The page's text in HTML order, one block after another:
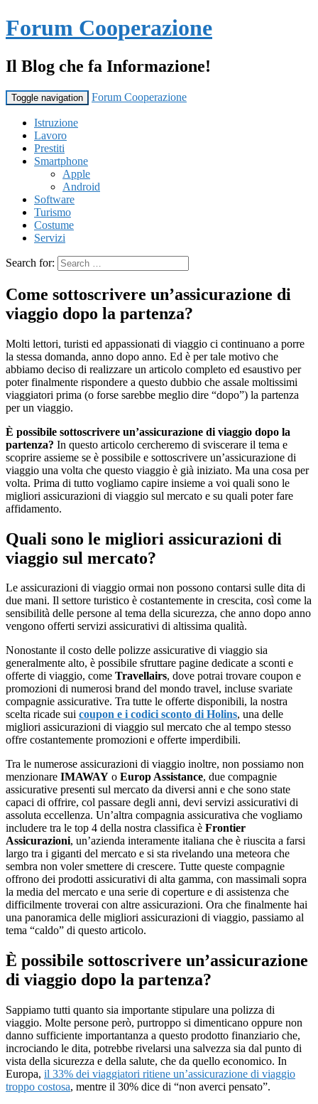
Forum Cooperazione
Il Blog che fa Informazione!
Toggle navigation Forum Cooperazione
Istruzione
Lavoro
Prestiti
Smartphone
Apple
Android
Software
Turismo
Costume
Servizi
Search for:
Come sottoscrivere un’assicurazione di
viaggio dopo la partenza?
Molti lettori, turisti ed appassionati di viaggio ci continuano a porre
la stessa domanda, anno dopo anno. Ed è per tale motivo che
abbiamo deciso di realizzare un articolo completo ed esaustivo per
poter finalmente rispondere a questo dubbio che assale moltissimi
viaggiatori prima (o forse sarebbe meglio dire “dopo”) la partenza
per un viaggio.
È possibile sottoscrivere un’assicurazione di viaggio dopo la
partenza? In questo articolo cercheremo di sviscerare il tema e
scoprire assieme se è possibile e sottoscrivere un’assicurazione di
viaggio una volta che questo viaggio è già iniziato. Ma una cosa per
volta. Prima di tutto vogliamo capire insieme a voi quali sono le
migliori assicurazioni di viaggio sul mercato e su quali poter fare
affidamento.
Quali sono le migliori assicurazioni di
viaggio sul mercato?
Le assicurazioni di viaggio ormai non possono contarsi sulle dita di
due mani. Il settore turistico è costantemente in crescita, così come la
sensibilità delle persone al tema della sicurezza, che anno dopo anno
vengono offerti servizi assicurativi di altissima qualità.
Nonostante il costo delle polizze assicurative di viaggio sia
generalmente alto, è possibile sfruttare pagine dedicate a sconti e
offerte di viaggio, come Travellairs, dove potrai trovare coupon e
promozioni di numerosi brand del mondo travel, incluse svariate
compagnie assicurative. Tra tutte le offerte disponibili, la nostra
scelta ricade sui coupon e i codici sconto di Holins, una delle
migliori assicurazioni di viaggio sul mercato che al tempo stesso
offre costantemente promozioni e offerte imperdibili.
Tra le numerose assicurazioni di viaggio inoltre, non possiamo non
menzionare IMAWAY o Europ Assistance, due compagnie
assicurative presenti sul mercato da diversi anni e che sono state
capaci di offrire, col passare degli anni, devi servizi assicurativi di
assoluta eccellenza. Un’altra compagnia assicurativa che vogliamo
includere tra le top 4 della nostra classifica è Frontier
Assicurazioni, un’azienda interamente italiana che è riuscita a farsi
largo tra i giganti del mercato e si sta rivelando una meteora che
sembra non voler smettere di crescere. Tutte queste compagnie
offrono dei prodotti assicurativi di alta gamma, con massimali sopra
la media del mercato e una serie di coperture e di assistenza che
difficilmente troverai con altre assicurazioni. Ora che finalmente hai
una panoramica delle migliori assicurazioni di viaggio, passiamo al
tema “caldo” di questo articolo.
È possibile sottoscrivere un’assicurazione
di viaggio dopo la partenza?
Sappiamo tutti quanto sia importante stipulare una polizza di
viaggio. Molte persone però, purtroppo si dimenticano oppure non
danno sufficiente importantanza a questo prodotto finanziario che,
incrociando le dita, potrebbe rivelarsi una salvezza sia dal punto di
vista della sicurezza e della salute, che da quello economico. In
Europa, il 33% dei viaggiatori ritiene un’assicurazione di viaggio
troppo costosa, mentre il 30% dice di “non averci pensato”.